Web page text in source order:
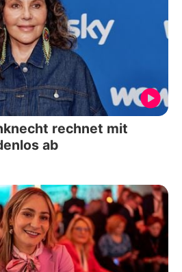
rechnet mit
ab